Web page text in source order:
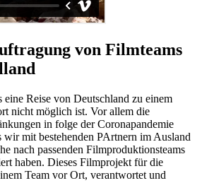
von Filmteams
eine Reise von Deutschland zu einem
nicht möglich ist. Vor allem die
in folge der Coronapandemie
wir mit bestehenden PArtnern im Ausland
nach passenden Filmproduktionsteams
haben. Dieses Filmprojekt für die
Team vor Ort, verantwortet und